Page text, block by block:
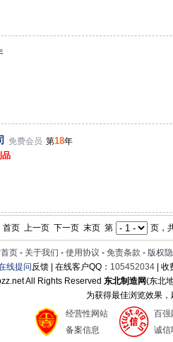
免费会员 第18年
品
首页 上一页 下一页 末页 第 页，
页 - 关于我们 - 使用协议 - 免责条款 - 版权
线提问反馈 | 在线客户QQ： 105452034 |
All Rights Reserved东北制造网(东北
为获得最佳浏览效果
经营性网站
备案信息
百强
诚信